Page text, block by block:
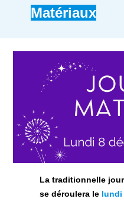
Matériaux
La traditionnelle
se déroulera le lundi